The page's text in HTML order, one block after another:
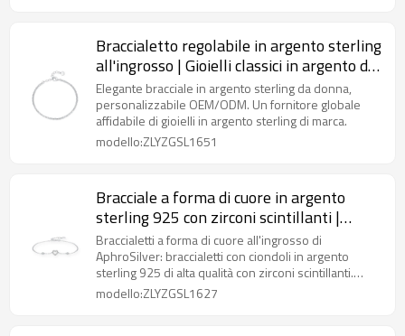
Braccialetto regolabile in argento sterling
all'ingrosso | Gioielli classici in argento da
donna
Elegante bracciale in argento sterling da donna,
personalizzabile OEM/ODM. Un fornitore globale
affidabile di gioielli in argento sterling di marca.
modello:ZLYZGSL1651
Bracciale a forma di cuore in argento
sterling 925 con zirconi scintillanti |
Bestseller all'ingrosso per collezioni
regalo
Braccialetti a forma di cuore all'ingrosso di
AphroSilver: braccialetti con ciondoli in argento
sterling 925 di alta qualità con zirconi scintillanti.
Disponibili OEM/ODM e forniture all'ingrosso.
modello:ZLYZGSL1627